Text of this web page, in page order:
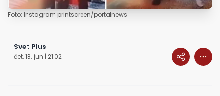
Foto: Instagram printscreen/portalnews
Svet Plus
čet, 18. jun | 21:02